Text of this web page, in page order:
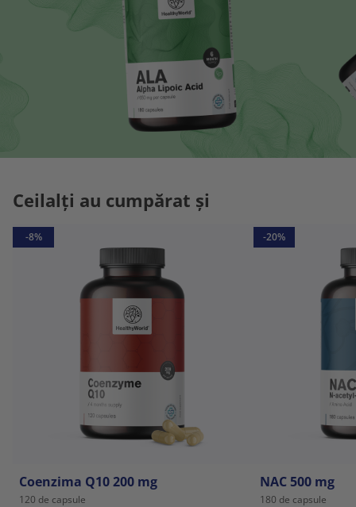
Ceilalți au cumpărat și
-8%
Coenzima Q10 200 mg
120 de capsule
-20%
NAC 500 mg
180 de capsule